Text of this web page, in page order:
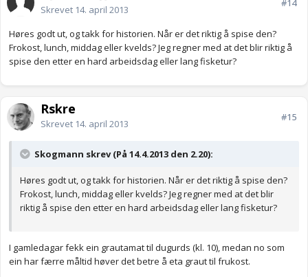
Skrevet 14. april 2013
#14
Høres godt ut, og takk for historien. Når er det riktig å spise den?
Frokost, lunch, middag eller kvelds? Jeg regner med at det blir riktig å
spise den etter en hard arbeidsdag eller lang fisketur?
Rskre
Skrevet 14. april 2013
#15
Skogmann skrev (På 14.4.2013 den 2.20):
Høres godt ut, og takk for historien. Når er det riktig å spise den?
Frokost, lunch, middag eller kvelds? Jeg regner med at det blir
riktig å spise den etter en hard arbeidsdag eller lang fisketur?
I gamledagar fekk ein grautamat til dugurds (kl. 10), medan no som
ein har færre måltid høver det betre å eta graut til frukost.